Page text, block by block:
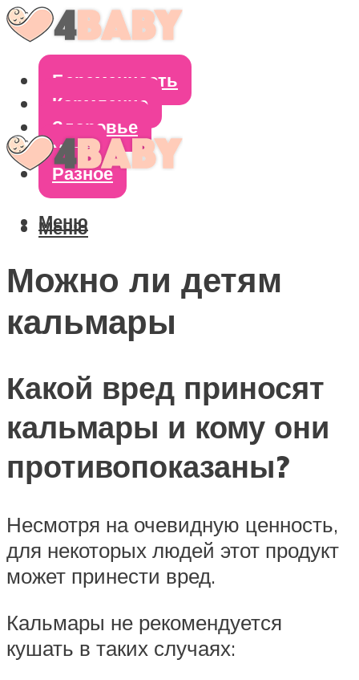
Беременность
Кормление
Здоровье
Уход
Разное
Меню
Меню
Можно ли детям
кальмары
Какой вред приносят
кальмары и кому они
противопоказаны?
Несмотря на очевидную ценность,
для некоторых людей этот продукт
может принести вред.
Кальмары не рекомендуется
кушать в таких случаях: